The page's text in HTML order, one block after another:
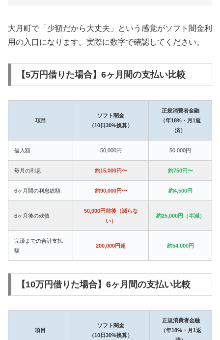
大月町で「少額だから大丈夫」という感覚がソフト闇金利
用の入口になります。実際に数字で確認してください。
【5万円借りた場合】6ヶ月間の支払い比較
項目
ソフト闇金
（10日30%換算）
正規消費者金融
（年18%・月1返
済）
借入額 50,000円 50,000円
毎月の利息 約15,000円〜 約750円〜
6ヶ月間の利息総額 約90,000円〜 約4,500円
6ヶ月後の残債
50,000円前後（減らな
い）
約25,000円（半減）
完済までの合計支払
額
200,000円超 約54,000円
【10万円借りた場合】6ヶ月間の支払い比較
項目
ソフト闇金
（10日30%換算）
正規消費者金融
（年18%・月1返